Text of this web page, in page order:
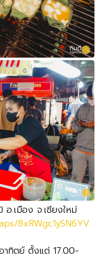
อ.เมือง จ.เชียงใหม่
8xRWgc1ySN6YV
าทิตย์ ตั้งแต่ 17.00-